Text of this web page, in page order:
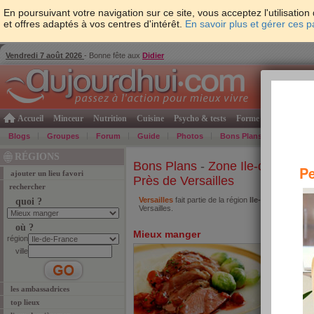
En poursuivant votre navigation sur ce site, vous acceptez
et offres adaptés à vos centres d'intérêt. En savoir plus et gérer ces
Vendredi 7 août 2026 - Bonne fête aux Didier
Accueil Minceur Nutrition Cuisine Psycho & tests Forme & santé
Blogs Groupes Forum Guide Photos Bons Plans
RÉGIONS
ajouter un lieu favori
rechercher
quoi ?
où ?
région
ville
les ambassadrices
top lieux
Bons Plans - Zone Ile-de-France
Près de Versailles
Versailles fait partie de la région Ile-de-France .
Versailles.
Mieux manger